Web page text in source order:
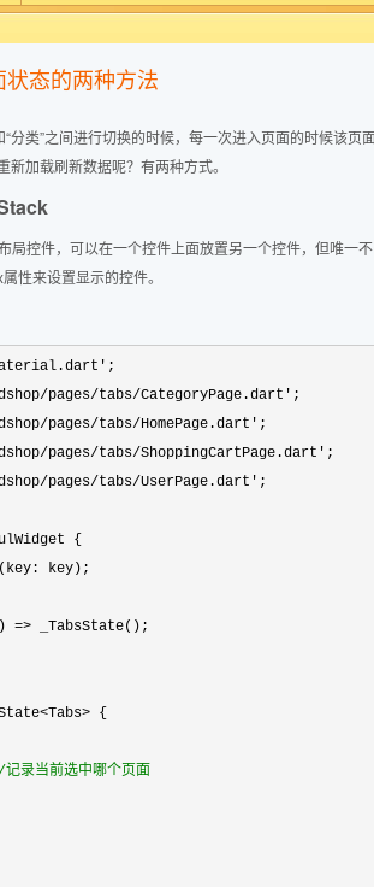
态的两种方法
“分类”之间进行切换的时候，每一次进入页面的时候该
加载刷新数据呢？有两种方式。
局控件，可以在一个控件上面放置另一个控件，但唯一
性来设置显示的控件。
pages/tabs/CategoryPage.dart'
pages/tabs/HomePage.dart'
pages/tabs/ShoppingCartPage.dart'
pages/tabs/UserPage.dart' ;
{
(key: key);
=> _TabsState();
{
记录当前选中哪个页面